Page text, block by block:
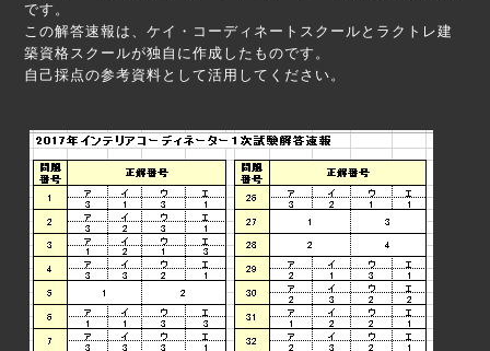
です。
この解答速報は、ケイ・コーディネートスクールとラクトレ建
築資格スクールが独自に作成したものです。
自己採点の参考資料として活用してください。